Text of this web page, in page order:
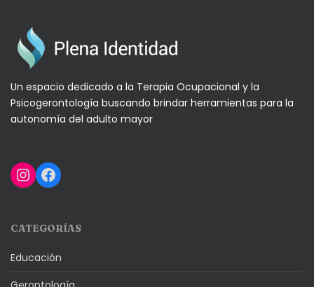
Un espacio dedicado a la Terapia Ocupacional y la
Psicogerontología buscando brindar herramientas para la
autonomía del adulto mayor
Instagram
Facebook
CATEGORÍAS
Educación